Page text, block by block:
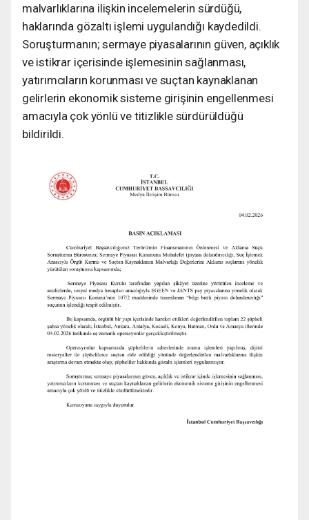
malvarlıklarına ilişkin incelemelerin sürdüğü,
haklarında gözaltı işlemi uygulandığı kaydedildi.
Soruşturmanın; sermaye piyasalarının güven, açıklık
ve istikrar içerisinde işlemesinin sağlanması,
yatırımcıların korunması ve suçtan kaynaklanan
gelirlerin ekonomik sisteme girişinin engellenmesi
amacıyla çok yönlü ve titizlikle sürdürüldüğü
bildirildi.